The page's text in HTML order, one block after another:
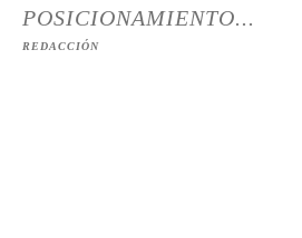
POSICIONAMIENTO...
REDACCIÓN